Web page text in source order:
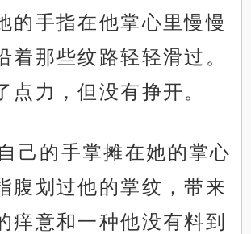
的手指在他掌心里慢慢
着那些纹路轻轻滑过。
点力，但没有挣开。
己的手掌摊在她的掌心
腹划过他的掌纹，带来
痒意和一种他没有料到